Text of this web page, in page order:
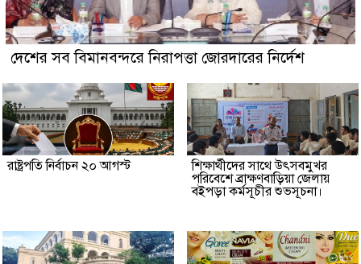
দেশের সব বিমানবন্দরে নিরাপত্তা জোরদারের নির্দেশ
রাষ্ট্রপতি নির্বাচন ২০ আগস্ট
শিক্ষার্থীদের সাথে উৎসবমুখর
পরিবেশে ব্রাক্ষণবাড়িয়া জেলায়
বইপড়া কর্মসূচীর শুভসূচনা।